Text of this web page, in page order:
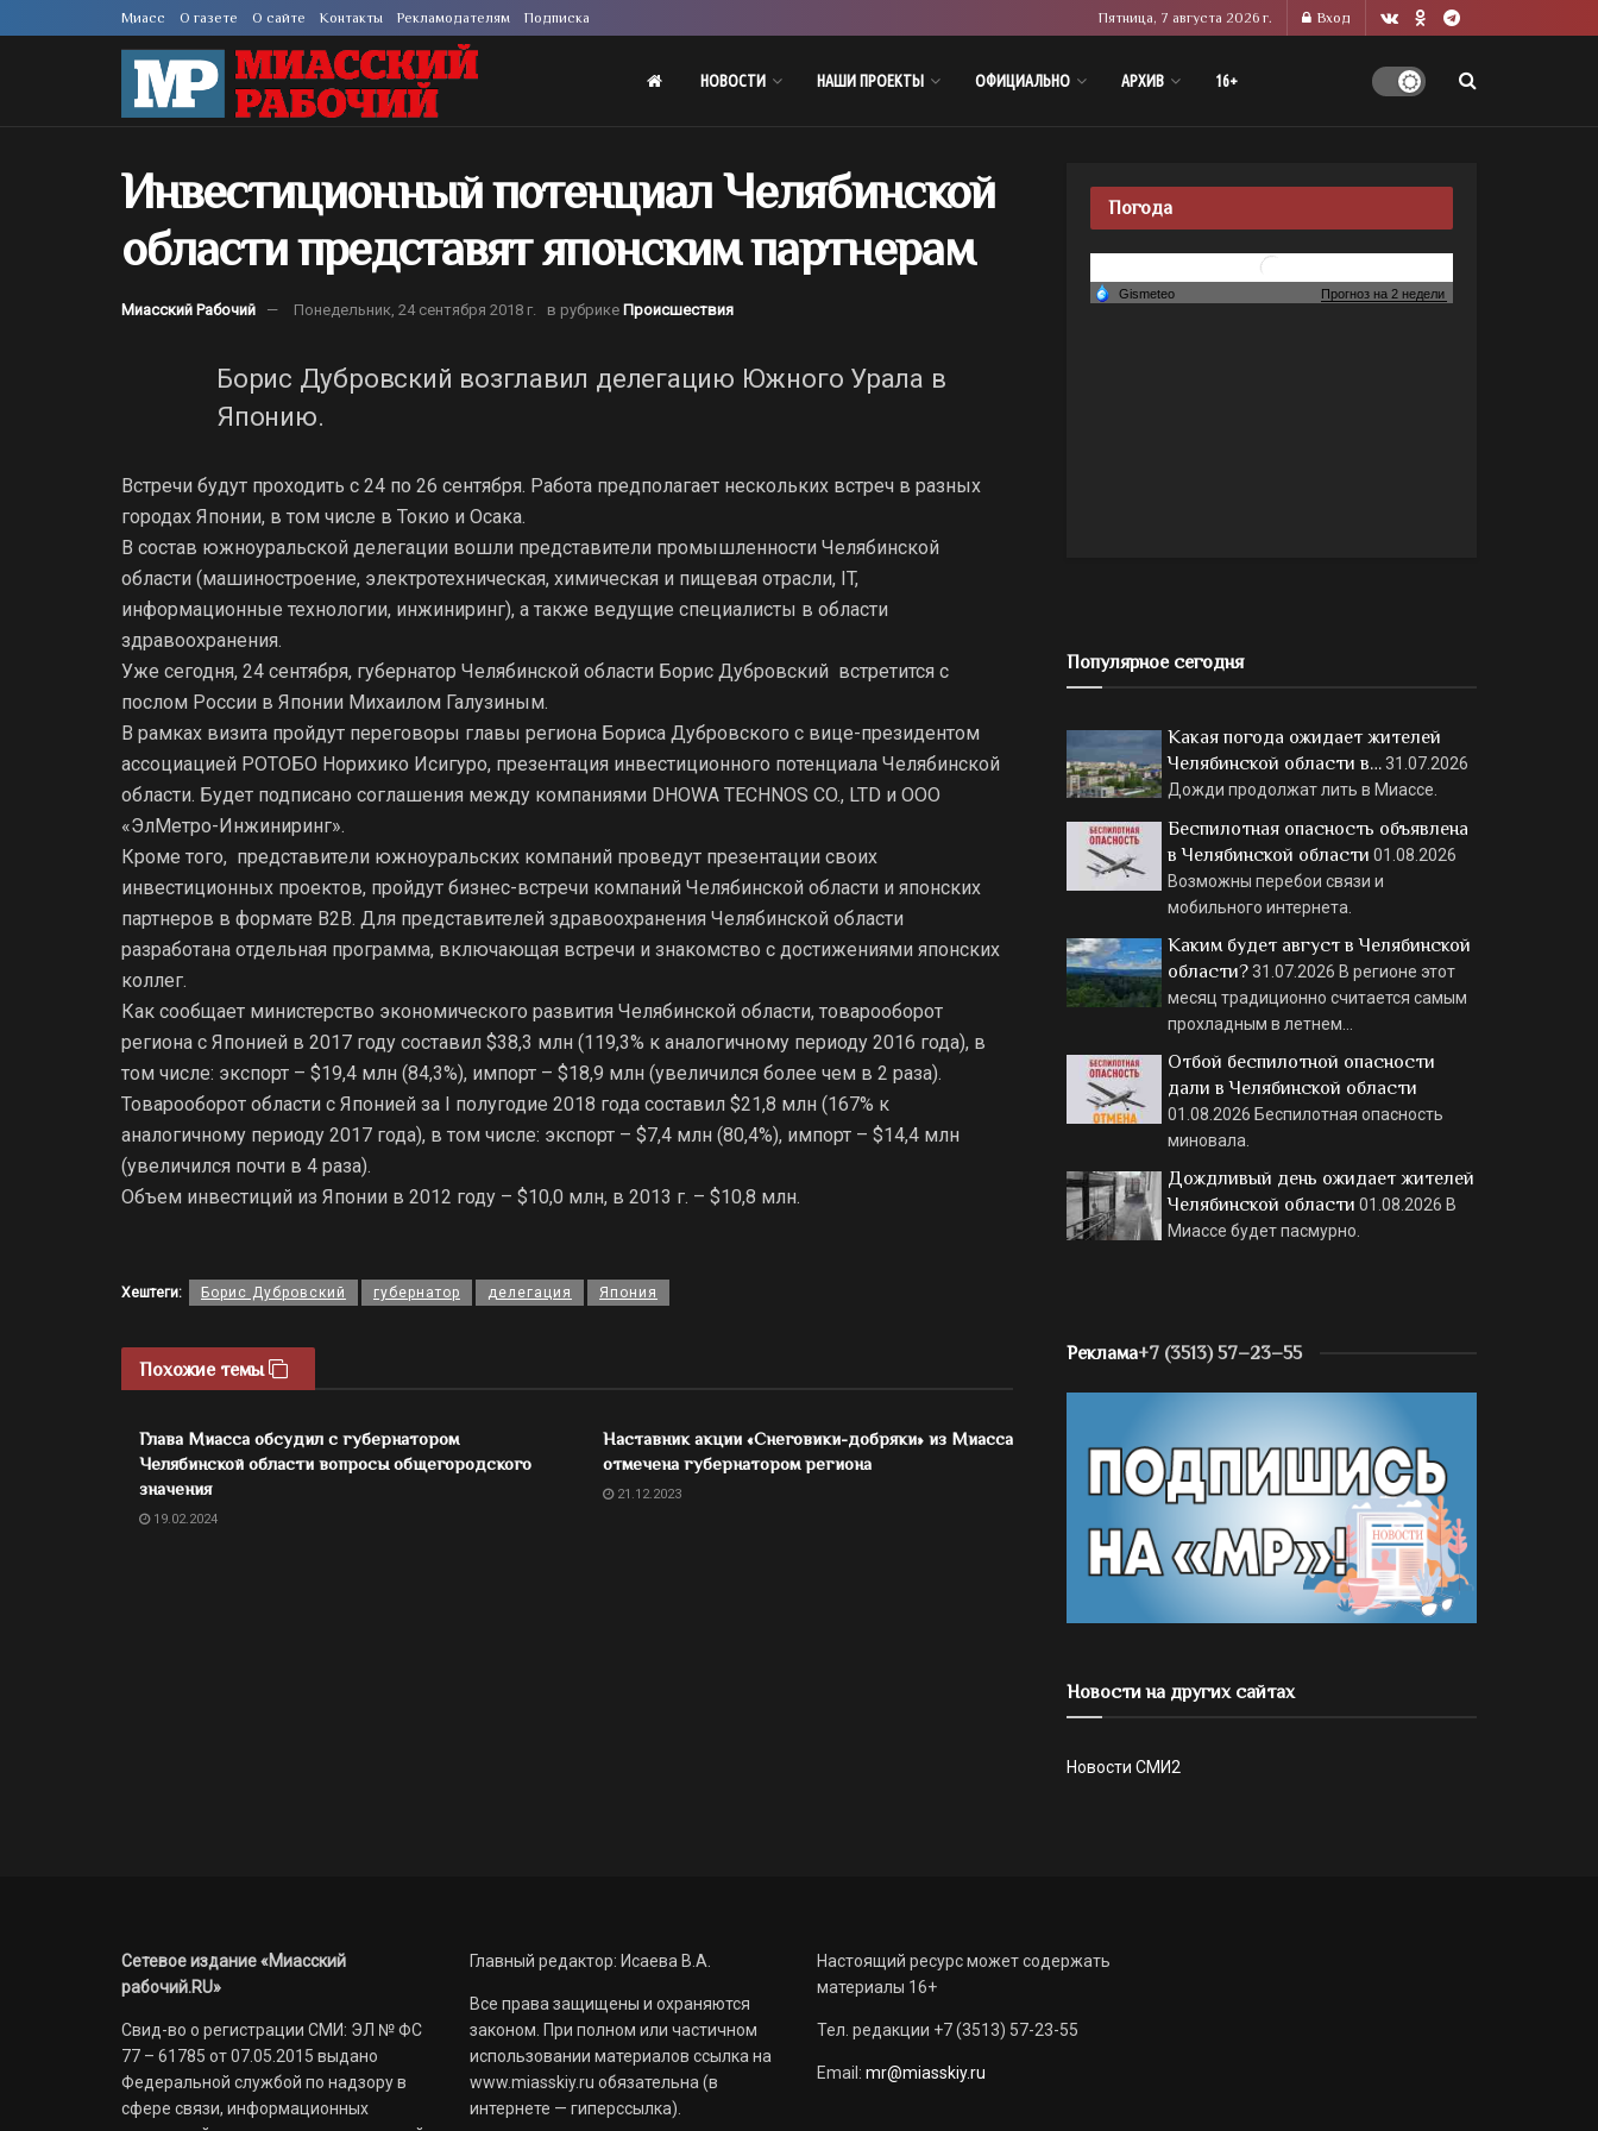
Миасс О газете О сайте Контакты Рекламодателям Подписка Пятница, 7 августа 2026 г. Вход
НОВОСТИ НАШИ ПРОЕКТЫ ОФИЦИАЛЬНО АРХИВ 16+
Инвестиционный потенциал Челябинской
области представят японским партнерам
Миасский Рабочий Понедельник, 24 сентября 2018 г. в рубрике Происшествия
Борис Дубровский возглавил делегацию Южного Урала в
Японию.
Встречи будут проходить с 24 по 26 сентября. Работа предполагает нескольких встреч в разных
городах Японии, в том числе в Токио и Осака.
В состав южноуральской делегации вошли представители промышленности Челябинской
области (машиностроение, электротехническая, химическая и пищевая отрасли, IT,
информационные технологии, инжиниринг), а также ведущие специалисты в области
здравоохранения.
Уже сегодня, 24 сентября, губернатор Челябинской области Борис Дубровский встретится с
послом России в Японии Михаилом Галузиным.
В рамках визита пройдут переговоры главы региона Бориса Дубровского с вице-президентом
ассоциацией РОТОБО Норихико Исигуро, презентация инвестиционного потенциала Челябинской
области. Будет подписано соглашения между компаниями DHOWA TECHNOS CO., LTD и ООО
«ЭлМетро-Инжиниринг».
Кроме того, представители южноуральских компаний проведут презентации своих
инвестиционных проектов, пройдут бизнес-встречи компаний Челябинской области и японских
партнеров в формате B2B. Для представителей здравоохранения Челябинской области
разработана отдельная программа, включающая встречи и знакомство с достижениями японских
коллег.
Как сообщает министерство экономического развития Челябинской области, товарооборот
региона с Японией в 2017 году составил $38,3 млн (119,3% к аналогичному периоду 2016 года), в
том числе: экспорт – $19,4 млн (84,3%), импорт – $18,9 млн (увеличился более чем в 2 раза).
Товарооборот области с Японией за I полугодие 2018 года составил $21,8 млн (167% к
аналогичному периоду 2017 года), в том числе: экспорт – $7,4 млн (80,4%), импорт – $14,4 млн
(увеличился почти в 4 раза).
Объем инвестиций из Японии в 2012 году – $10,0 млн, в 2013 г. – $10,8 млн.
Хештеги: Борис Дубровский губернатор делегация Япония
Похожие темы
Глава Миасса обсудил с губернатором
Челябинской области вопросы общегородского
значения
19.02.2024
Наставник акции «Снеговики-добряки» из Миасса
отмечена губернатором региона
21.12.2023
Погода
Популярное сегодня
Какая погода ожидает жителей
Челябинской области в…31.07.2026
Дожди продолжат лить в Миассе.
Беспилотная опасность объявлена
в Челябинской области 01.08.2026
Возможны перебои связи и
мобильного интернета.
Каким будет август в Челябинской
области?31.07.2026 В регионе этот
месяц традиционно считается самым
прохладным в летнем…
Отбой беспилотной опасности
дали в Челябинской области
01.08.2026 Беспилотная опасность
миновала.
Дождливый день ожидает жителей
Челябинской области 01.08.2026 В
Миассе будет пасмурно.
Реклама+7 (3513) 57–23–55
Новости на других сайтах
Новости СМИ2
Сетевое издание «Миасский
рабочий.RU»
Свид-во о регистрации СМИ: ЭЛ № ФС
77 – 61785 от 07.05.2015 выдано
Федеральной службой по надзору в
сфере связи, информационных
Главный редактор: Исаева В.А.
Все права защищены и охраняются
законом. При полном или частичном
использовании материалов ссылка на
www.miasskiy.ru обязательна (в
интернете — гиперссылка).
Настоящий ресурс может содержать
материалы 16+
Тел. редакции +7 (3513) 57-23-55
Email: mr@miasskiy.ru